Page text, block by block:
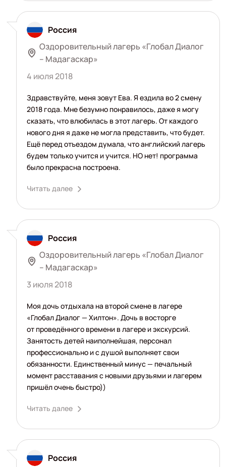
Россия
Оздоровительный лагерь «Глобал Диалог
– Мадагаскар»
4 июля 2018
Здравствуйте, меня зовут Ева. Я ездила во 2 смену
2018 года. Мне безумно понравилось, даже я могу
сказать, что влюбилась в этот лагерь. От каждого
нового дня я даже не могла представить, что будет.
Ещё перед отъездом думала, что английский лагерь
будем только учится и учится. НО нет! программа
было прекрасна построена.
Читать далее
Россия
Оздоровительный лагерь «Глобал Диалог
– Мадагаскар»
3 июля 2018
Моя дочь отдыхала на второй смене в лагере
«Глобал Диалог — Хилтон». Дочь в восторге
от проведённого времени в лагере и экскурсий.
Занятость детей наиполнейшая, персонал
профессионально и с душой выполняет свои
обязанности. Единственный минус — печальный
момент расставания с новыми друзьями и лагерем
пришёл очень быстро))
Читать далее
Россия